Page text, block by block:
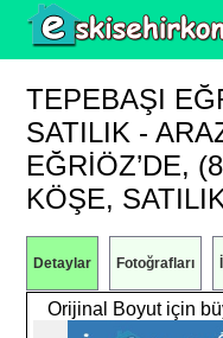
TEPEBAŞI
SATILIK -
EĞRİÖZ’DE,
KÖŞE,
Detaylar Fotoğrafları
Orijinal Boyut için